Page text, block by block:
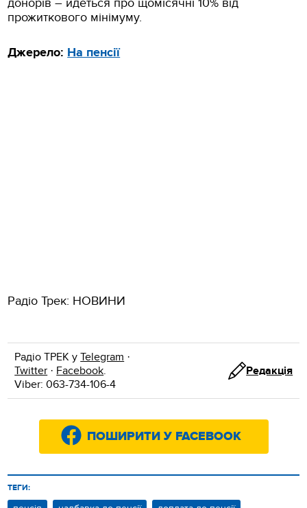
прожиткового мінімуму.
Джерело: На пенсії
Радіо Трек: НОВИНИ
Радіо ТРЕК уTelegram ·
Twitter · Facebook.
Viber: 063-734-106-4
Редакція
ПОШИРИТИ У FACEBOOK
ТЕГИ: